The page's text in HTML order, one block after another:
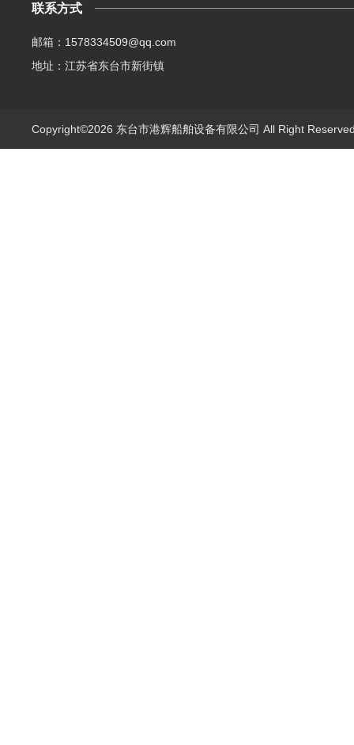
联系方式
邮箱：1578334509@qq.com
地址：江苏省东台市新街镇
Copyright©2026 东台市港辉船舶设备有限公司 All Right